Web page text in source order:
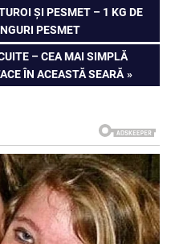
ȘI PESMET – 1 KG DE
PESMET
– CEA MAI SIMPLĂ
ÎN ACEASTĂ SEARĂ